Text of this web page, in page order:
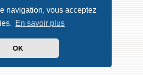
navigation, vous acceptez
En savoir plus
OK